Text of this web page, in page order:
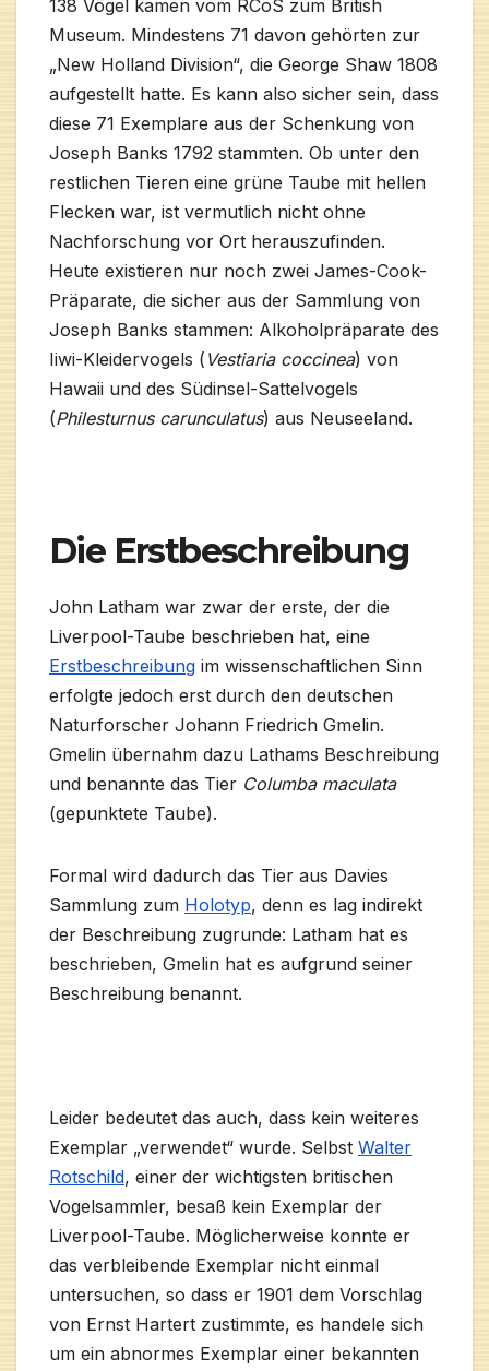
138 Vögel kamen vom RCoS zum British
Museum. Mindestens 71 davon gehörten zur
„New Holland Division“, die George Shaw 1808
aufgestellt hatte. Es kann also sicher sein, dass
diese 71 Exemplare aus der Schenkung von
Joseph Banks 1792 stammten. Ob unter den
restlichen Tieren eine grüne Taube mit hellen
Flecken war, ist vermutlich nicht ohne
Nachforschung vor Ort herauszufinden.
Heute existieren nur noch zwei James-Cook-
Präparate, die sicher aus der Sammlung von
Joseph Banks stammen: Alkoholpräparate des
Iiwi-Kleidervogels ( Vestiaria coccinea) von
Hawaii und des Südinsel-Sattelvogels
(Philesturnus carunculatus) aus Neuseeland.
Die Erstbeschreibung
John Latham war zwar der erste, der die
Liverpool-Taube beschrieben hat, eine
Erstbeschreibung im wissenschaftlichen Sinn
erfolgte jedoch erst durch den deutschen
Naturforscher Johann Friedrich Gmelin.
Gmelin übernahm dazu Lathams Beschreibung
und benannte das Tier Columba maculata
(gepunktete Taube).
Formal wird dadurch das Tier aus Davies
Sammlung zum Holotyp, denn es lag indirekt
der Beschreibung zugrunde: Latham hat es
beschrieben, Gmelin hat es aufgrund seiner
Beschreibung benannt.
Leider bedeutet das auch, dass kein weiteres
Exemplar „verwendet“ wurde. Selbst Walter
Rotschild, einer der wichtigsten britischen
Vogelsammler, besaß kein Exemplar der
Liverpool-Taube. Möglicherweise konnte er
das verbleibende Exemplar nicht einmal
untersuchen, so dass er 1901 dem Vorschlag
von Ernst Hartert zustimmte, es handele sich
um ein abnormes Exemplar einer bekannten